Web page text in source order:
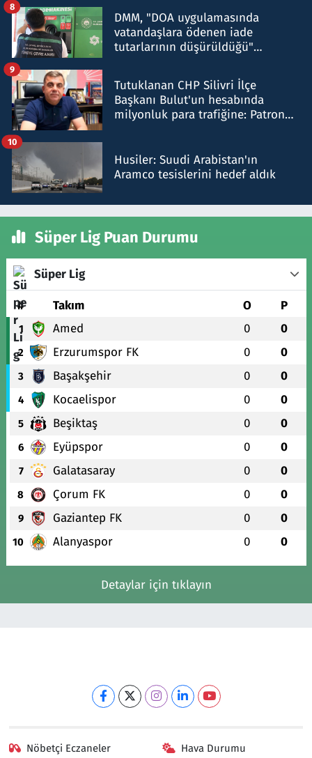
DMM, "DOA uygulamasında
vatandaşlara ödenen iade
tutarlarının düşürüldüğü"
8
Tutuklanan CHP Silivri İlçe
Başkanı Bulut'un hesabında
milyonluk para trafiğine: Patron
9
Husiler: Suudi Arabistan'ın
Aramco tesislerini hedef aldık
10
Süper Lig Puan Durumu
Süper Lig
# Takım O P
1 Amed 0 0
2 Erzurumspor FK 0 0
3 Başakşehir 0 0
4 Kocaelispor 0 0
5 Beşiktaş 0 0
6 Eyüpspor 0 0
7 Galatasaray 0 0
8 Çorum FK 0 0
9 Gaziantep FK 0 0
10 Alanyaspor 0 0
Detaylar için tıklayın
Nöbetçi Eczaneler Hava Durumu